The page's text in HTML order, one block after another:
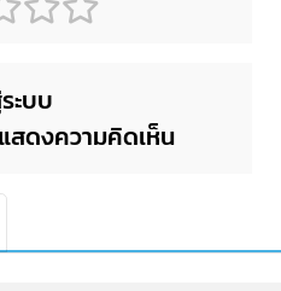
ะบบ
สดงความคิดเห็น